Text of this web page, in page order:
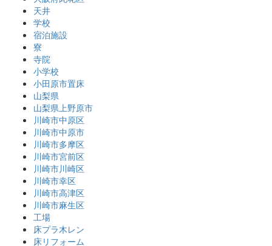
天井
学校
宿泊施設
寮
寺院
小学校
小田原市置床
山梨県
山梨県上野原市
川崎市中原区
川崎市中原市
川崎市多摩区
川崎市宮前区
川崎市川崎区
川崎市幸区
川崎市高津区
川崎市麻生区
工場
床プラ木レン
床リフォーム